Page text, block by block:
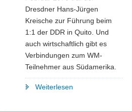
Dresdner Hans-Jürgen
Kreische zur Führung beim
1:1 der DDR in Quito. Und
auch wirtschaftlich gibt es
Verbindungen zum WM-
Teilnehmer aus Südamerika.
Weiterlesen